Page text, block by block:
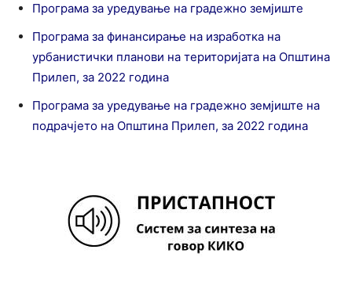
Програма за уредување на градежно земјиште
Програма за финансирање на изработка на
урбанистички планови на територијата на Општина
Прилеп, за 2022 година
Програма за уредување на градежно земјиште на
подрачјето на Општина Прилеп, за 2022 година